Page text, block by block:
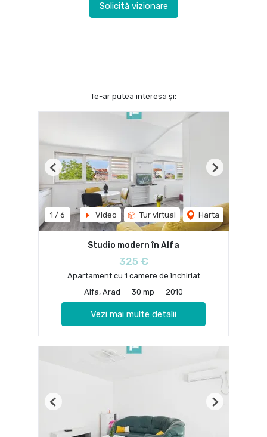
Solicită vizionare
Te-ar putea interesa și:
1 / 6 Video Tur virtual Harta
Previous Next
Studio modern în Alfa
325 €
Apartament cu 1 camere de închiriat
Alfa, Arad
30 mp 2010
Vezi mai multe detalii
Previous Next